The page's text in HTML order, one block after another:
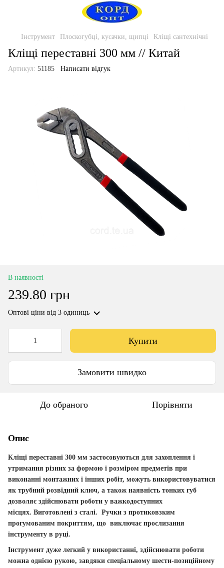
Інструмент Плоскогубці, кусачки, щипці Кліщі сантехнічні
Кліщі переставні 300 мм // Китай
Артикул: 51185 Написати відгук
В наявності
239.80 грн
Оптові ціни від 3 одиниць
Купити
Замовити швидко
До обраного Порівняти
Опис
Кліщі переставні 300 мм застосовуються для захоплення і
утримання різних за формою і розміром предметів при
виконанні монтажних і інших робіт, можуть використовуватися
як трубний розвідний ключ, а також наявність тонких губ
дозволяє здійснювати роботи у важкодоступних
місцях. Виготовлені з сталі. Ручки з протиковзким
прогумованим покриттям, що виключає прослизання
інструменту в руці.
Інструмент дуже легкий у використанні, здійснювати роботи
можна однією рукою, завдяки спеціальному шести-позиційному